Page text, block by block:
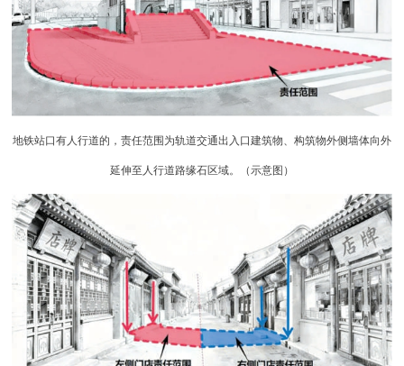
政民互动
我要建议
在线访谈
北京概况 人文北京
绿色北京 视频北京
多语种
ENGLISH 한국어 日本語
地铁站口有人行道的，责任范围为轨道交通出入口建筑物、构筑物外侧墙体向外
延伸至人行道路缘石区域。（示意图）